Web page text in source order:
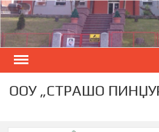
Skip
to
content
ООУ „СТРАШО